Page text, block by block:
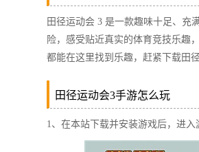
田径运动会 3 是一款趣味十足、充
险，感受贴近真实的体育竞技乐趣
都能在这里找到乐趣，赶紧下载田
田径运动会3手游怎么玩
1、在本站下载并安装游戏后，进